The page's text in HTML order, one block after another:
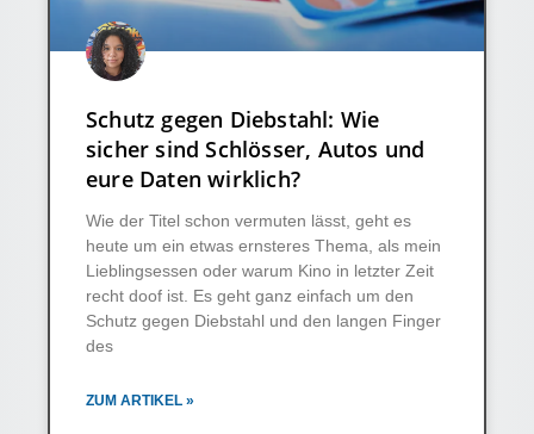
Schutz gegen Diebstahl: Wie
sicher sind Schlösser, Autos und
eure Daten wirklich?
Wie der Titel schon vermuten lässt, geht es
heute um ein etwas ernsteres Thema, als mein
Lieblingsessen oder warum Kino in letzter Zeit
recht doof ist. Es geht ganz einfach um den
Schutz gegen Diebstahl und den langen Finger
des
ZUM ARTIKEL »